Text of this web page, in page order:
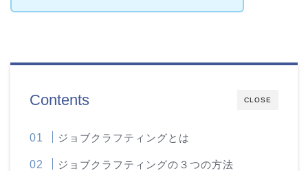
CLOSE
Contents
ジョブクラフティングとは
ジョブクラフティングの３つの方法